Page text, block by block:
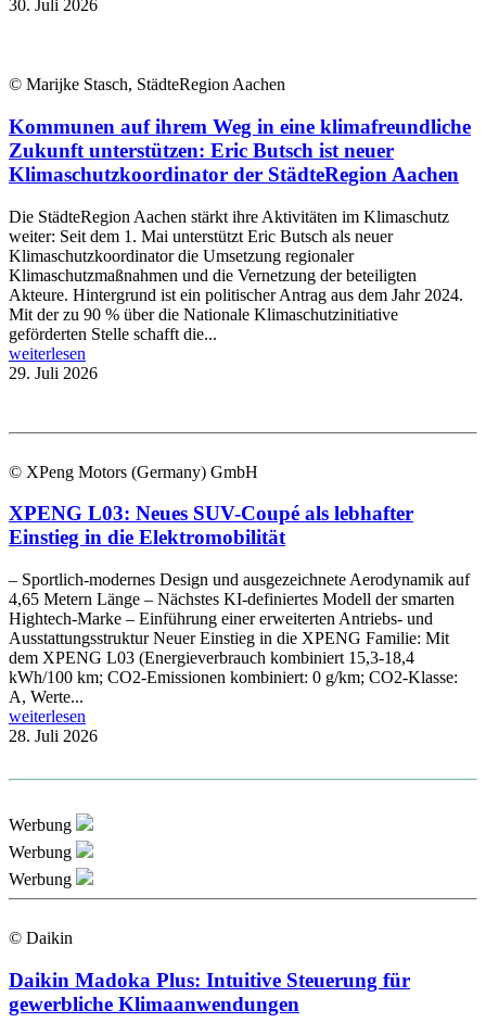
30. Juli 2026
© Marijke Stasch, StädteRegion Aachen
Kommunen auf ihrem Weg in eine klimafreundliche
Zukunft unterstützen: Eric Butsch ist neuer
Klimaschutzkoordinator der StädteRegion Aachen
Die StädteRegion Aachen stärkt ihre Aktivitäten im Klimaschutz
weiter: Seit dem 1. Mai unterstützt Eric Butsch als neuer
Klimaschutzkoordinator die Umsetzung regionaler
Klimaschutzmaßnahmen und die Vernetzung der beteiligten
Akteure. Hintergrund ist ein politischer Antrag aus dem Jahr 2024.
Mit der zu 90 % über die Nationale Klimaschutzinitiative
geförderten Stelle schafft die...
weiterlesen
29. Juli 2026
© XPeng Motors (Germany) GmbH
XPENG L03: Neues SUV-Coupé als lebhafter
Einstieg in die Elektromobilität
– Sportlich-modernes Design und ausgezeichnete Aerodynamik auf
4,65 Metern Länge – Nächstes KI-definiertes Modell der smarten
Hightech-Marke – Einführung einer erweiterten Antriebs- und
Ausstattungsstruktur Neuer Einstieg in die XPENG Familie: Mit
dem XPENG L03 (Energieverbrauch kombiniert 15,3-18,4
kWh/100 km; CO2-Emissionen kombiniert: 0 g/km; CO2-Klasse:
A, Werte...
weiterlesen
28. Juli 2026
Werbung
Werbung
Werbung
© Daikin
Daikin Madoka Plus: Intuitive Steuerung für
gewerbliche Klimaanwendungen